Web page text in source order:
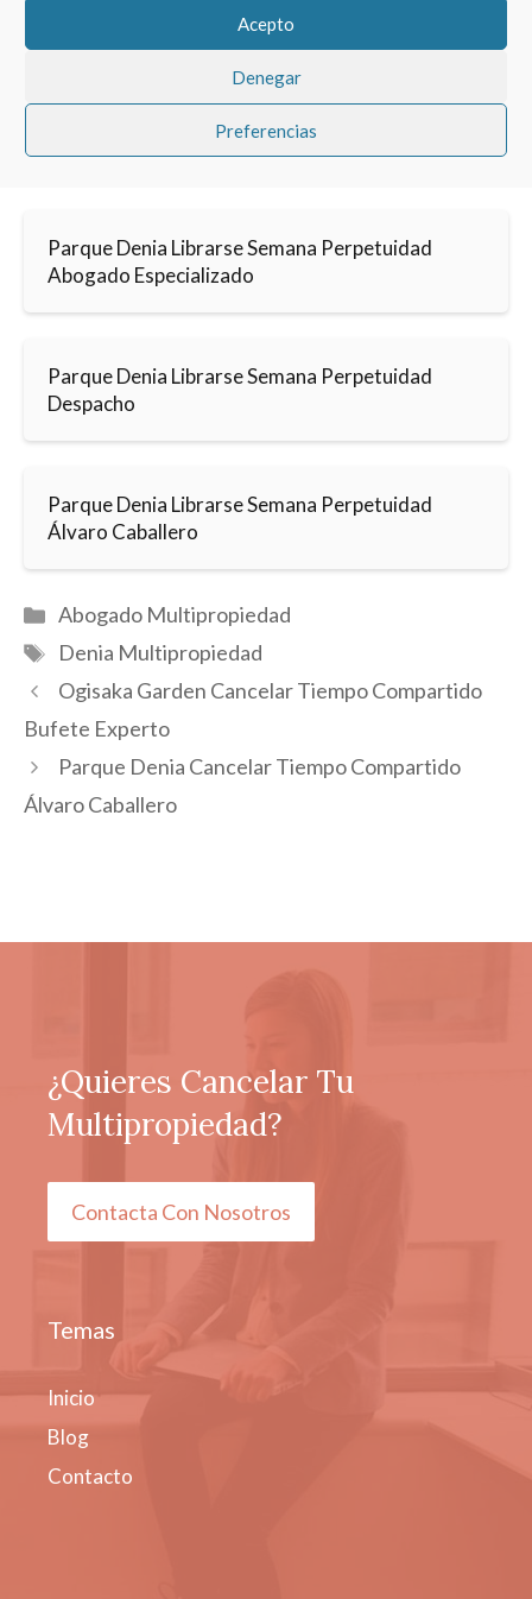
Acepto
Denegar
Preferencias
Parque Denia Librarse Semana Perpetuidad
Abogado Especializado
Parque Denia Librarse Semana Perpetuidad
Despacho
Parque Denia Librarse Semana Perpetuidad
Álvaro Caballero
Categorías
Abogado Multipropiedad
Etiquetas
Denia Multipropiedad
Ogisaka Garden Cancelar Tiempo Compartido
Bufete Experto
Parque Denia Cancelar Tiempo Compartido
Álvaro Caballero
¿Quieres Cancelar Tu
Multipropiedad?
Contacta Con Nosotros
Temas
Inicio
Blog
Contacto